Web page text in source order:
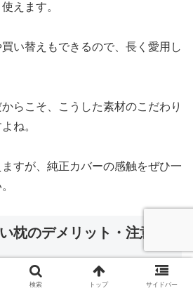
えます。
い替えもできるので、長く愛用し
らこそ、こうした素材のこだわり
ね。
すが、純正カバーの感触をぜひ一
枕のデメリット・注意点
検索 トップ サイドバー